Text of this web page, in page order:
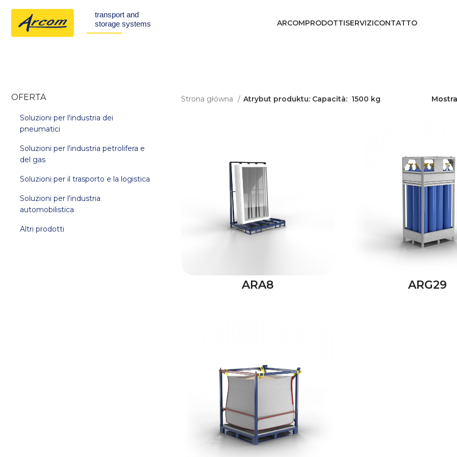
ARCOMPRODOTTISERVIZICONTATTO
OFERTA
Soluzioni per l'industria dei
pneumatici
Soluzioni per l'industria petrolifera e
del gas
Soluzioni per il trasporto e la logistica
Soluzioni per l'industria
automobilistica
Altri prodotti
Strona główna Atrybut produktu: Capacità: 1500 kg Mostra
ARA8 ARG29